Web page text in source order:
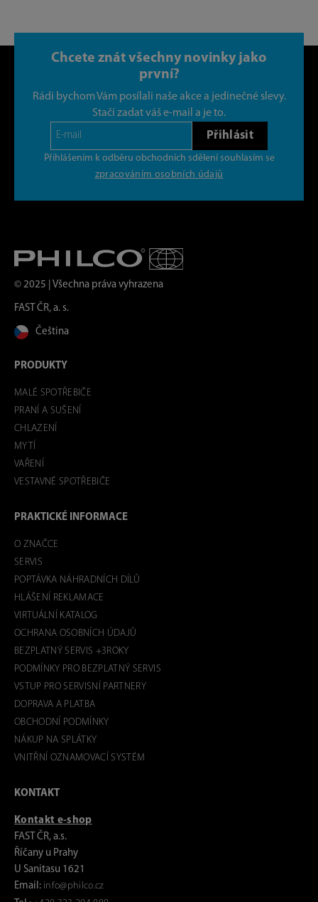
Chcete znát všechny novinky jako
první?
Rádi bychom Vám posílali naše akce a jedinečné slevy.
Stačí zadat váš e-mail a je to.
Přihlásit
Přihlášením k odběru obchodních sdělení souhlasím se
zpracováním osobních údajů
© 2025 | Všechna práva vyhrazena
FAST ČR, a. s.
Čeština
PRODUKTY
MALÉ SPOTŘEBIČE
PRANÍ A SUŠENÍ
CHLAZENÍ
MYTÍ
VAŘENÍ
VESTAVNÉ SPOTŘEBIČE
PRAKTICKÉ INFORMACE
O ZNAČCE
SERVIS
POPTÁVKA NÁHRADNÍCH DÍLŮ
HLÁŠENÍ REKLAMACE
VIRTUÁLNÍ KATALOG
OCHRANA OSOBNÍCH ÚDAJŮ
BEZPLATNÝ SERVIS +3ROKY
PODMÍNKY PRO BEZPLATNÝ SERVIS
VSTUP PRO SERVISNÍ PARTNERY
DOPRAVA A PLATBA
OBCHODNÍ PODMÍNKY
NÁKUP NA SPLÁTKY
VNITŘNÍ OZNAMOVACÍ SYSTÉM
KONTAKT
Kontakt e-shop
FAST ČR, a.s.
Říčany u Prahy
U Sanitasu 1621
Email: info@philco.cz